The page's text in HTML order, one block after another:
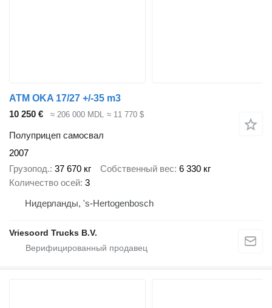
ATM OKA 17/27 +/-35 m3
10 250 €
≈ 206 000 MDL ≈ 11 770 $
Полуприцеп самосвал
2007
Грузопод. 37 670 кг Собственный вес 6 330 кг
Количество осей 3
Нидерланды, 's-Hertogenbosch
Vriesoord Trucks B.V.